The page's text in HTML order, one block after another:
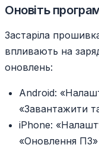
Оновіть
Застаріла
впливають на
оновлень:
Android:
«Завантажити
iPhone:
«Оновлення ПЗ»